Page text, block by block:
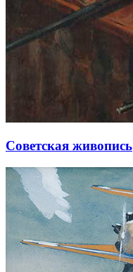
Советская живопись